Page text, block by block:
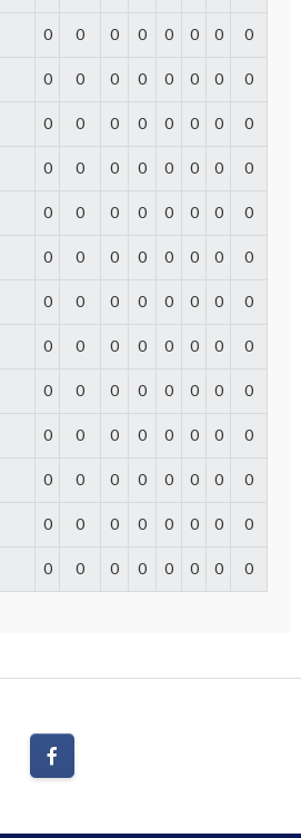
0 0 0 0 0 0 0 0
0 0 0 0 0 0 0 0
0 0 0 0 0 0 0 0
0 0 0 0 0 0 0 0
0 0 0 0 0 0 0 0
0 0 0 0 0 0 0 0
0 0 0 0 0 0 0 0
0 0 0 0 0 0 0 0
0 0 0 0 0 0 0 0
0 0 0 0 0 0 0 0
0 0 0 0 0 0 0 0
0 0 0 0 0 0 0 0
0 0 0 0 0 0 0 0